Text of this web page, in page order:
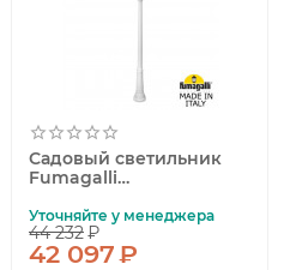
Садовый светильник
Fumagalli
Уточняйте у менеджера
44 232₽
42 097₽